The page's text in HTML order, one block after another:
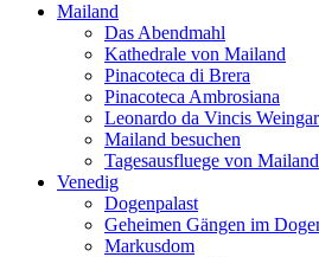
Mailand
Das Abendmahl
Kathedrale von Mailand
Pinacoteca di Brera
Pinacoteca Ambrosiana
Leonardo da Vincis
Mailand besuchen
Tagesausfluege von Mailand
Venedig
Dogenpalast
Geheimen Gängen im
Markusdom